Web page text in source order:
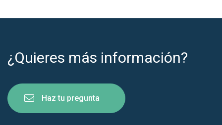
¿Quieres más información?
Haz tu pregunta